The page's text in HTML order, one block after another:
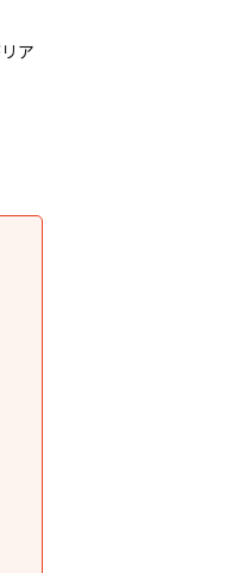
ア